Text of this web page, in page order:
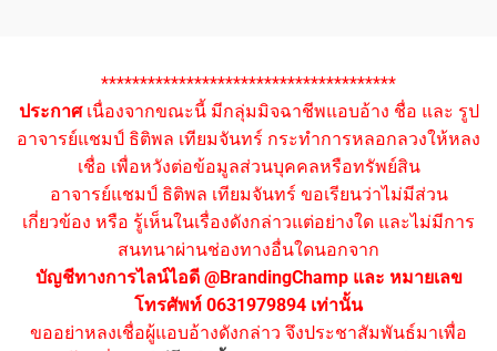
**************************************
ประกาศเนื่องจากขณะนี้ มีกลุ่มมิจฉาชีพแอบอ้าง ชื่อ และ รูป
อาจารย์แชมป์ ธิติพล เทียมจันทร์ กระทำการหลอกลวงให้หลง
เชื่อ เพื่อหวังต่อข้อมูลส่วนบุคคลหรือทรัพย์สิน
อาจารย์แชมป์ ธิติพล เทียมจันทร์ ขอเรียนว่าไม่มีส่วน
เกี่ยวข้อง หรือ รู้เห็นในเรื่องดังกล่าวแต่อย่างใด และไม่มีการ
สนทนาผ่านช่องทางอื่นใดนอกจาก
บัญชีทางการไลน์ไอดี @BrandingChamp และ หมายเลข
โทรศัพท์ 0631979894 เท่านั้น
ขออย่าหลงเชื่อผู้แอบอ้างดังกล่าว จึงประชาสัมพันธ์มาเพื่อ